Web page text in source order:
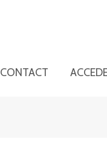
CONTACT